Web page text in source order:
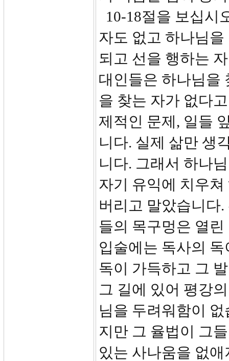
10-18절을 보십시
자도 없고 하나님
되고 선을 행하는
대인들은 하나님을
을 찾는 자가 없다
제적인 문제, 일들
니다. 실제 삶만 생
니다. 그래서 하나
자기 유익에 치우
버리고 말았습니다
들의 목구멍은 열
입술에는 독사의
독이 가득하고 그
그 길에 있어 평강
님을 두려워함이
지만 그 율법이 그
있는 사나움을 없